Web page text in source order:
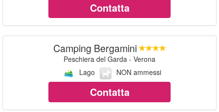
Contatta
Camping Bergamini
Peschiera del Garda - Verona
Lago
NON ammessi
Contatta